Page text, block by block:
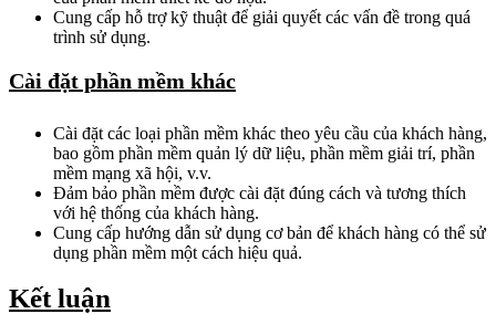
Cung cấp hỗ trợ kỹ thuật để giải quyết các vấn đề trong quá
trình sử dụng.
Cài đặt phần mềm khác
Cài đặt các loại phần mềm khác theo yêu cầu của khách hàng,
bao gồm phần mềm quản lý dữ liệu, phần mềm giải trí, phần
mềm mạng xã hội, v.v.
Đảm bảo phần mềm được cài đặt đúng cách và tương thích
với hệ thống của khách hàng.
Cung cấp hướng dẫn sử dụng cơ bản để khách hàng có thể sử
dụng phần mềm một cách hiệu quả.
Kết luận